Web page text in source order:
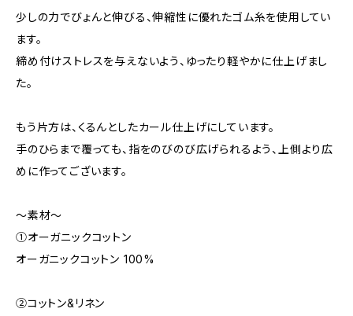
少しの力でびょんと伸びる、伸縮性に優れたゴム糸を使用してい
ます。
締め付けストレスを与えないよう、ゆったり軽やかに仕上げまし
た。
もう片方は、くるんとしたカール仕上げにしています。
手のひらまで覆っても、指をのびのび広げられるよう、上側より広
めに作ってございます。
～素材～
①オーガニックコットン
オーガニックコットン 100%
②コットン&リネン